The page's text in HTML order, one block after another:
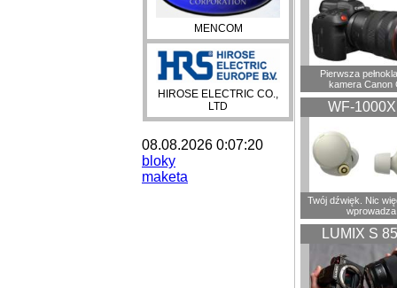
MENCOM
HIROSE ELECTRIC CO.,
LTD
08.08.2026 0:07:20
bloky
maketa
Pierwsza
kamera Canon
WF-
Twój dźwięk. Nic
wprowadza
LUMIX S